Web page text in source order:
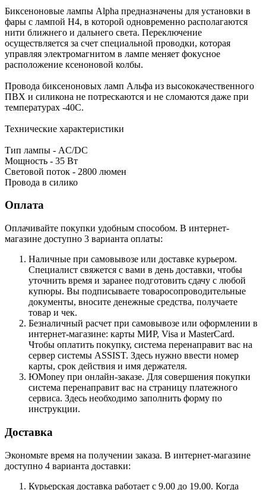
Биксеноновые лампы Alpha предназначены для установки в
фары с лампой H4, в которой одновременно располагаются
нити ближнего и дальнего света. Переключение
осуществляется за счет специальной проводки, которая
управляя электромагнитом в лампе меняет фокусное
расположение ксеноновой колбы.
Провода биксеноновых ламп Альфа из высококачественного
ПВХ и силикона не потрескаются и не сломаются даже при
температурах -40С.
Технические характеристики
Тип лампы - AC/DC
Мощность - 35 Вт
Световой поток - 2800 люмен
Провода в силико
Оплата
Оплачивайте покупки удобным способом. В интернет-
магазине доступно 3 варианта оплаты:
Наличные при самовывозе или доставке курьером.
Специалист свяжется с вами в день доставки, чтобы
уточнить время и заранее подготовить сдачу с любой
купюры. Вы подписываете товаросопроводительные
документы, вносите денежные средства, получаете
товар и чек.
Безналичный расчет при самовывозе или оформлении в
интернет-магазине: карты МИР, Visa и MasterCard.
Чтобы оплатить покупку, система перенаправит вас на
сервер системы ASSIST. Здесь нужно ввести номер
карты, срок действия и имя держателя.
ЮMoney при онлайн-заказе. Для совершения покупки
система перенаправит вас на страницу платежного
сервиса. Здесь необходимо заполнить форму по
инструкции.
Доставка
Экономьте время на получении заказа. В интернет-магазине
доступно 4 варианта доставки:
Курьерская доставка работает с 9.00 до 19.00. Когда